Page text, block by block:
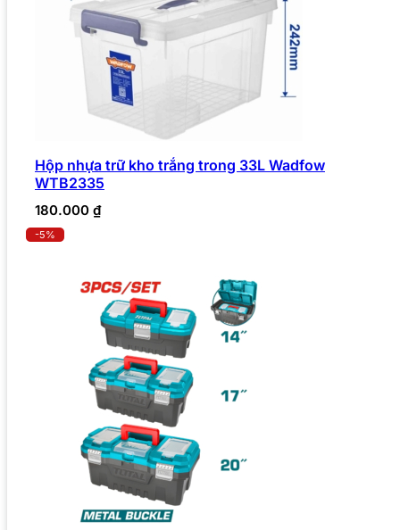
Hộp nhựa trữ kho trắng trong 33L Wadfow
WTB2335
180.000 ₫
-5%